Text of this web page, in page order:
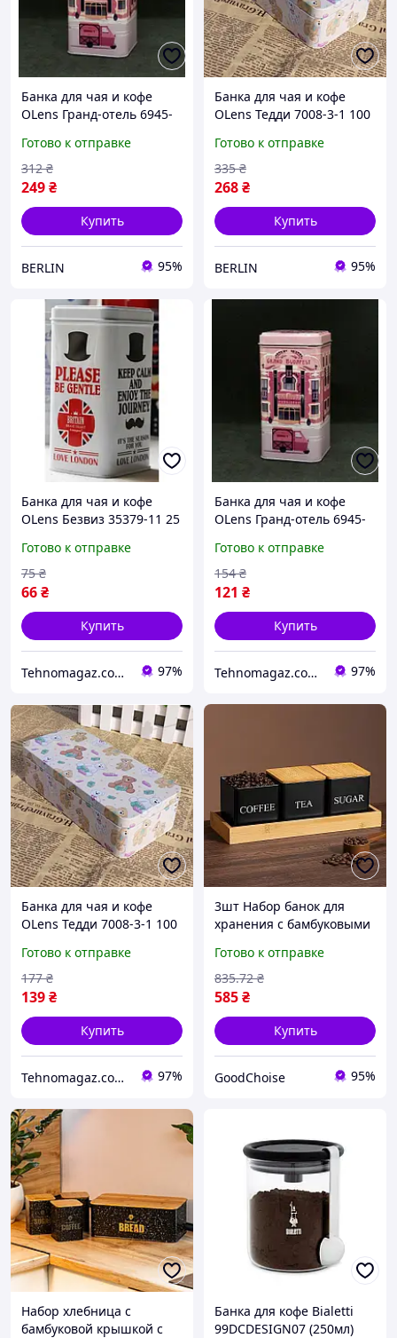
Банка для чая и кофе
OLens Гранд-отель 6945-
Готово к отправке
249₴
312 ₴
Купить
BERLIN 95%
Банка для чая и кофе
OLens Тедди 7008-3-1 100
Готово к отправке
268₴
335 ₴
Купить
BERLIN 95%
Банка для чая и кофе
OLens Безвиз 35379-11 25
Готово к отправке
66₴
75 ₴
Купить
Tehnomagaz.com.ua - это передовой интернет-магазин, специализирующийся на продаже техники 97%
Банка для чая и кофе
OLens Гранд-отель 6945-
Готово к отправке
121 ₴
154 ₴
Купить
Tehnomagaz.com.ua - это передовой интернет-магазин, специализирующийся на продаже техники 97%
Банка для чая и кофе
OLens Тедди 7008-3-1 100
Готово к отправке
139₴
177 ₴
Купить
Tehnomagaz.com.ua - это передовой интернет-магазин, специализирующийся на продаже техники 97%
3шт Набор банок для
хранения с бамбуковыми
26×8.7×8.3 см, Черный /
Набор баночек для
сахара, кофе, чая
Готово к отправке
585₴
835.72 ₴
Купить
GoodChoise 95%
Набор хлебница с
бамбуковой крышкой с
Банка для кофе Bialetti
99DCDESIGN07 (250мл)